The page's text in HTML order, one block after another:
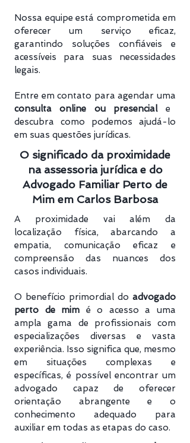
Nossa equipe está comprometida em
oferecer um serviço eficaz,
garantindo soluções confiáveis e
acessíveis para suas necessidades
legais.
Entre em contato para agendar uma
consulta online ou presenciale
descubra como podemos ajudá-lo
em suas questões jurídicas.
O significado da proximidade
na assessoria jurídica e do
Advogado Familiar Perto de
Mim em Carlos Barbosa
A proximidade vai além da
localização física, abarcando a
empatia, comunicação eficaz e
compreensão das nuances dos
casos individuais.
O benefício primordial do advogado
perto de mim é o acesso a uma
ampla gama de profissionais com
especializações diversas e vasta
experiência. Isso significa que, mesmo
em situações complexas e
específicas, é possível encontrar um
advogado capaz de oferecer
orientação abrangente e o
conhecimento adequado para
auxiliar em todas as etapas do caso.